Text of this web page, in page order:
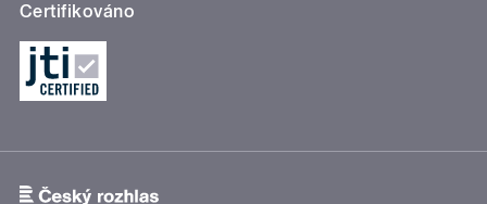
Certifikováno